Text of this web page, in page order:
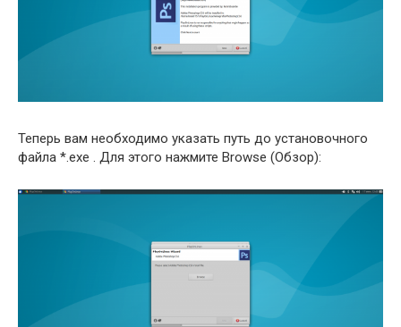
Теперь вам необходимо указать путь до установочного
файла *.exe . Для этого нажмите Browse (Обзор):